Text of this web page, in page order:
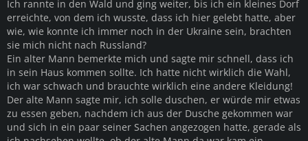
Ich rannte in den Wald und ging weiter, bis ich ein kleines Dorf
erreichte, von dem ich wusste, dass ich hier gelebt hatte, aber
wie, wie konnte ich immer noch in der Ukraine sein, brachten
sie mich nicht nach Russland?
Ein alter Mann bemerkte mich und sagte mir schnell, dass ich
in sein Haus kommen sollte. Ich hatte nicht wirklich die Wahl,
ich war schwach und brauchte wirklich eine andere Kleidung!
Der alte Mann sagte mir, ich solle duschen, er würde mir etwas
zu essen geben, nachdem ich aus der Dusche gekommen war
und sich in ein paar seiner Sachen angezogen hatte, gerade als